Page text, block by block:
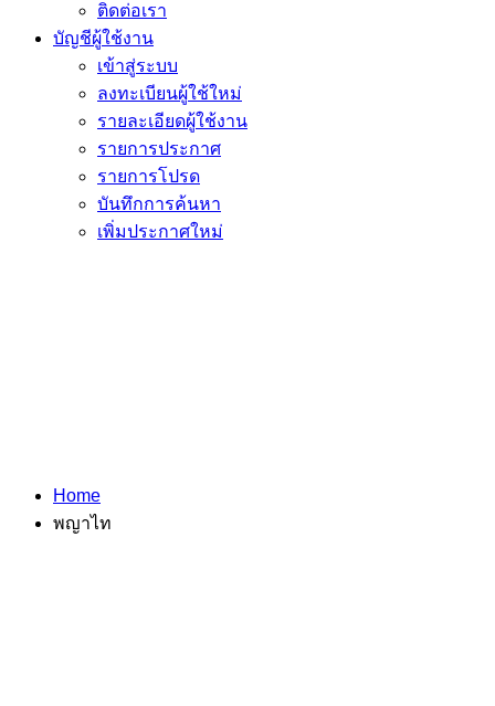
ติดต่อเรา
บัญชีผู้ใช้งาน
เข้าสู่ระบบ
ลงทะเบียนผู้ใช้ใหม่
รายละเอียดผู้ใช้งาน
รายการประกาศ
รายการโปรด
บันทึกการค้นหา
เพิ่มประกาศใหม่
Home
พญาไท